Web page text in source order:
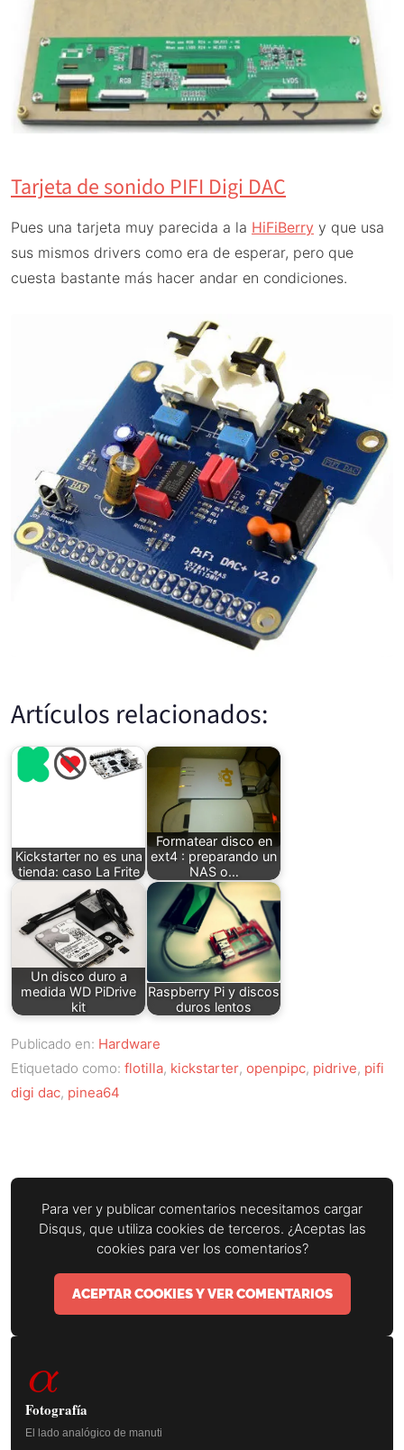
Tarjeta de sonido PIFI Digi DAC
Pues una tarjeta muy parecida a la HiFiBerry y que usa
sus mismos drivers como era de esperar, pero que
cuesta bastante más hacer andar en condiciones.
Artículos relacionados:
Kickstarter no es una
tienda: caso La Frite
Formatear disco en
ext4 : preparando un
NAS o…
Un disco duro a
medida WD PiDrive
kit
Raspberry Pi y discos
duros lentos
Publicado en: Hardware
Etiquetado como: flotilla, kickstarter, openpipc, pidrive, pifi
digi dac, pinea64
Para ver y publicar comentarios necesitamos cargar
Disqus, que utiliza cookies de terceros. ¿Aceptas las
cookies para ver los comentarios?
ACEPTAR COOKIES Y VER COMENTARIOS
Barra
lateral
principal
α
Fotografía
El lado analógico de manuti